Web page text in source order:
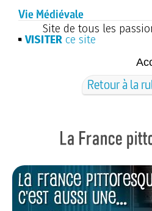
Vie Médiévale
Site de tous les
VISITER ce site
Retour à la